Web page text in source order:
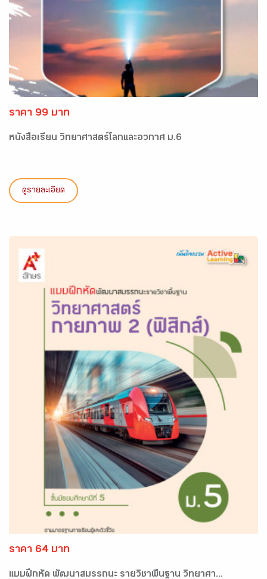
ราคา 99 บาท
หนังสือเรียน วิทยาศาสตร์โลกและอวกาศ ม.6
ดูรายละเอียด
ราคา 64 บาท
แบบฝึกหัด พัฒนาสมรรถนะ รายวิชาพื้นฐาน วิทยาศา...